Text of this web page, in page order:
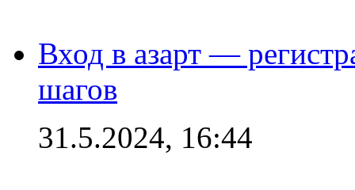
Вход в азарт —
шагов
31.5.2024, 16:44